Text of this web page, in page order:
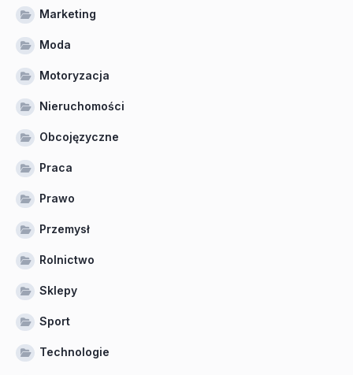
Marketing
Moda
Motoryzacja
Nieruchomości
Obcojęzyczne
Praca
Prawo
Przemysł
Rolnictwo
Sklepy
Sport
Technologie